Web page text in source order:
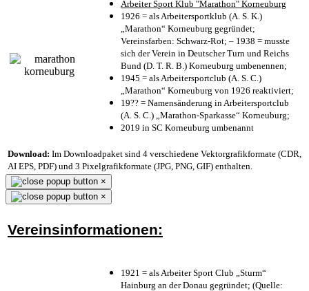
Arbeiter Sport Klub "Marathon" Korneuburg
1926 = als Arbeitersportklub (A. S. K.)
„Marathon“ Korneuburg gegründet;
Vereinsfarben: Schwarz-Rot; – 1938 = musste
sich der Verein in Deutscher Turn und Reichs
Bund (D. T. R. B.) Korneuburg umbenennen;
1945 = als Arbeitersportclub (A. S. C.)
„Marathon“ Korneuburg von 1926 reaktiviert;
19?? = Namensänderung in Arbeitersportclub
(A. S. C.) „Marathon-Sparkasse“ Korneuburg;
2019 in SC Korneuburg umbenannt
Download: Im Downloadpaket sind 4 verschiedene Vektorgrafikformate (CDR,
AI EPS, PDF) und 3 Pixelgrafikformate (JPG, PNG, GIF) enthalten.
×
×
Vereinsinformationen:
1921 = als Arbeiter Sport Club „Sturm“
Hainburg an der Donau gegründet; (Quelle: